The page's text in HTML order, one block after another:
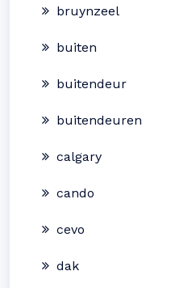
bruynzeel
buiten
buitendeur
buitendeuren
calgary
cando
cevo
dak